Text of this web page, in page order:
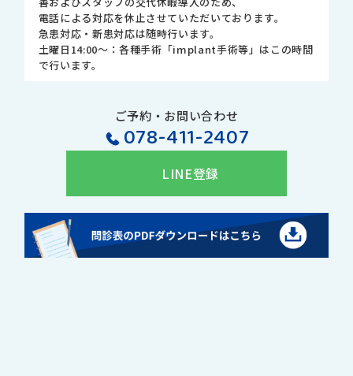
電話による対応を休止させていただいております。
急患対応・新患対応は随時行います。
土曜日14:00～：各種手術「implant手術等」はこの時間
で行います。
ご予約・お問い合わせ
078-411-2407
LINE登録